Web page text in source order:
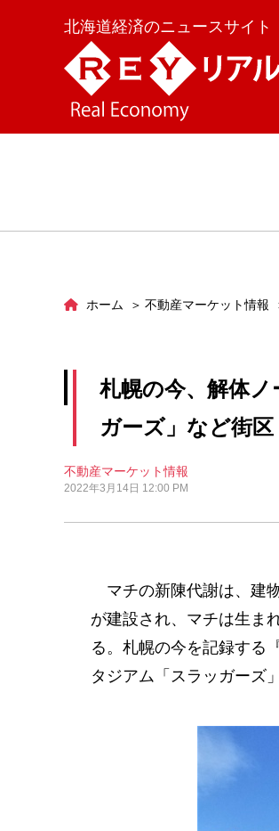
北海道経済のニュースサイト
ホーム 不動産マーケット情報
札幌の今、解体
ガーズ」など街区
不動産マーケット情報
2022年3月14日 12:00 PM
マチの新陳代謝は、建
が建設され、マチは生ま
る。札幌の今を記録する
タジアム「スラッガーズ